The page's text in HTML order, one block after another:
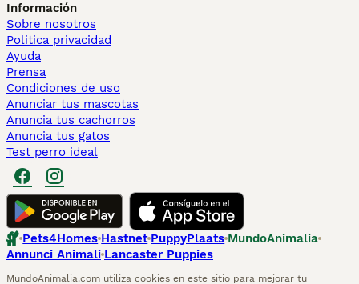
Información
Sobre nosotros
Politica privacidad
Ayuda
Prensa
Condiciones de uso
Anunciar tus mascotas
Anuncia tus cachorros
Anuncia tus gatos
Test perro ideal
Pets4Homes Hastnet PuppyPlaats MundoAnimalia
Annunci Animali Lancaster Puppies
MundoAnimalia.com utiliza cookies en este sitio para mejorar tu